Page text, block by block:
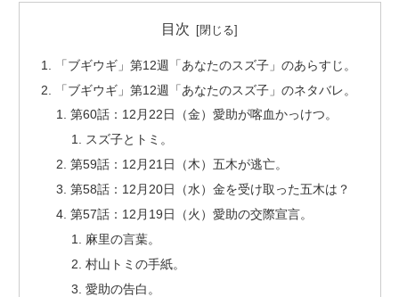
目次
「ブギウギ」第12週「あなたのスズ子」のあらすじ。
「ブギウギ」第12週「あなたのスズ子」のネタバレ。
第60話：12月22日（金）愛助が喀血かっけつ。
スズ子とトミ。
第59話：12月21日（木）五木が逃亡。
第58話：12月20日（水）金を受け取った五木は？
第57話：12月19日（火）愛助の交際宣言。
麻里の言葉。
村山トミの手紙。
愛助の告白。